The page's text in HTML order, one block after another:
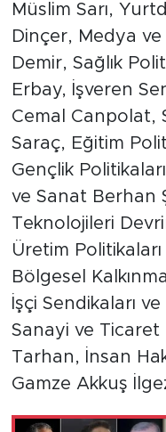
Müslim Sarı,
Dinçer, Medya ve
Demir, Sağlık
Erbay, İşveren
Cemal Canpolat,
Saraç, Eğitim
Gençlik
ve Sanat Berhan
Teknolojileri
Üretim
Bölgesel
İşçi Sendikaları
Sanayi ve Ticaret
Tarhan, İnsan
Gamze Akkuş